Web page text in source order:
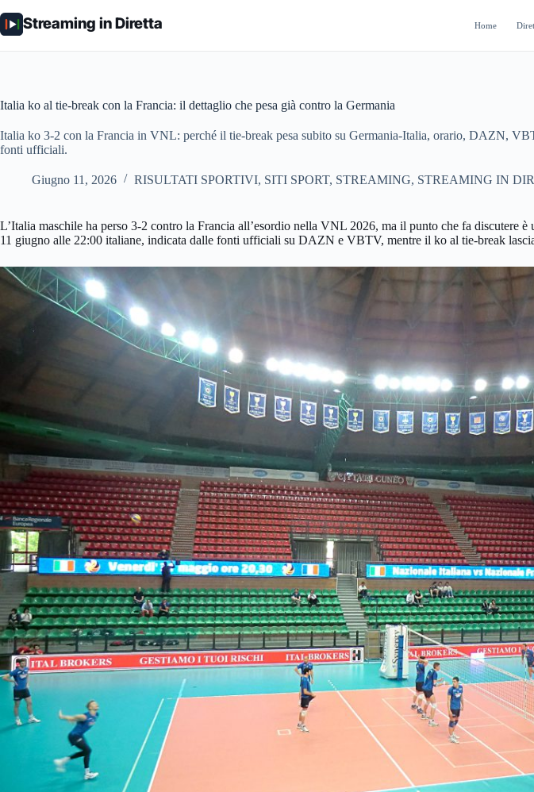
al
contenuto
Streaming in Diretta Home
Italia ko al tie-break con la Francia: il dettaglio che pesa già contro la Germania
Italia ko 3-2 con la Francia in VNL: perché il tie-break pesa subito su Germania-Italia, orario, DAZN,
fonti ufficiali.
Giugno 11, 2026 RISULTATI SPORTIVI, SITI SPORT, STREAMING, STREAMING IN
L’Italia maschile ha perso 3-2 contro la Francia all’esordio nella VNL 2026, ma il punto che fa
11 giugno alle 22:00 italiane, indicata dalle fonti ufficiali su DAZN e VBTV, mentre il ko al tie-break